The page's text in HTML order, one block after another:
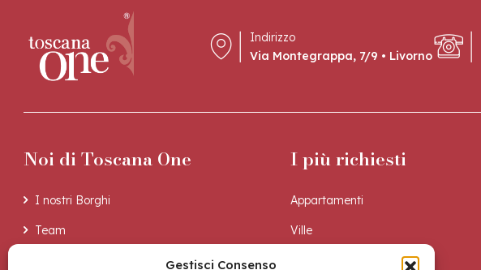
Gestisci Consenso
Indirizzo
Via Montegrappa, 7/9 • Livorno
Noi di Toscana One
I nostri Borghi
Team
I più richiesti
Appartamenti
Ville